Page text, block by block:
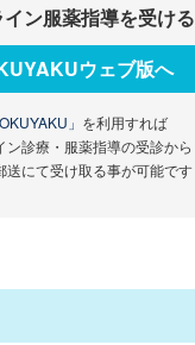
ン服薬指導を受ける
ウェブ版へ
」 を利用すれば
ン診療・服薬指導の受診から
送にて受け取る事が可能です